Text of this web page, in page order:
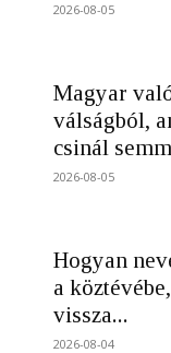
2026-08-05
Magyar
válságból,
csinál
2026-08-05
Hogyan
a
vissza...
2026-08-04